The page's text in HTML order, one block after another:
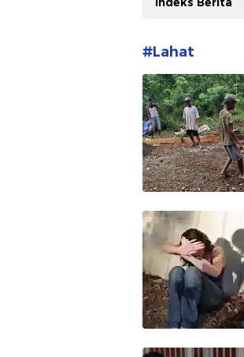
#Lahat